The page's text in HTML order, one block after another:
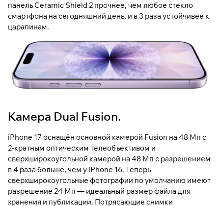
панель Ceramic Shield 2 прочнее, чем любое стекло
смартфона на сегодняшний день, и в 3 раза устойчивее к
царапинам.
Камера Dual Fusion.
iPhone 17 оснащён основной камерой Fusion на 48 Мп с
2-кратным оптическим телеобъективом и
сверхширокоугольной камерой на 48 Мп с разрешением
в 4 раза больше, чем у iPhone 16. Теперь
сверхширокоугольные фотографии по умолчанию имеют
разрешение 24 Мп — идеальный размер файла для
хранения и публикации. Потрясающие снимки